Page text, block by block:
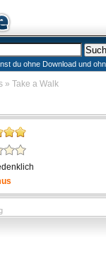
du ohne Download und
» Take a Walk